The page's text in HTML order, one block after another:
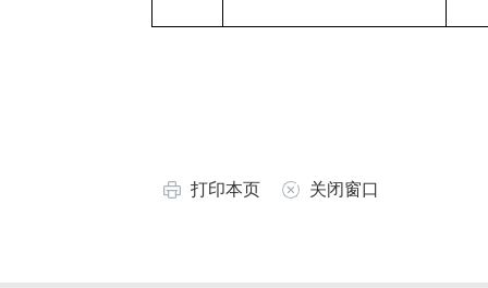
打印本页 关闭窗口